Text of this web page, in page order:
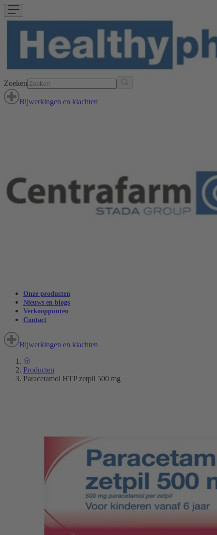
Zoeken
Bijwerkingen en klachten
Onze producten
Nieuws en blogs
Verkooppunten
Contact
Bijwerkingen en klachten
Producten
Paracetamol HTP zetpil 500 mg